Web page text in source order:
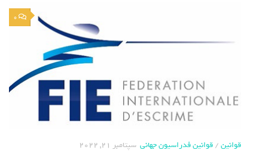
0
قوانین/قوانین فدراسیون جهانی سپتامبر 21, 2022